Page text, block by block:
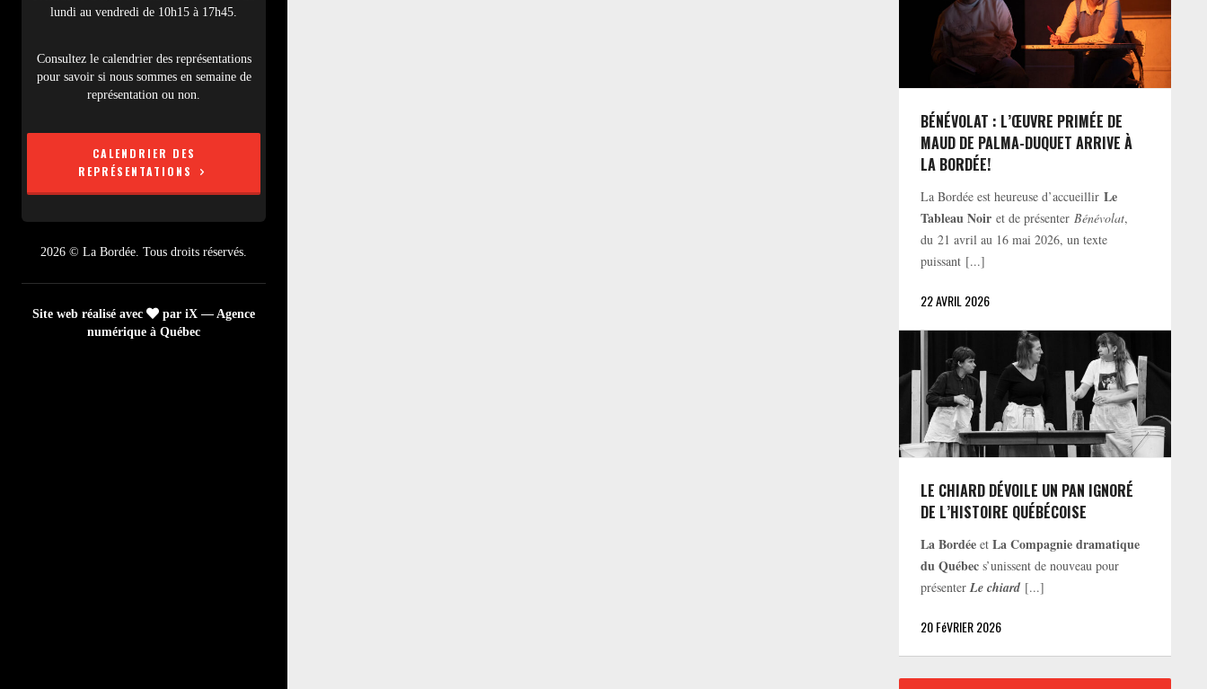
lundi au vendredi de 10h15 à 17h45.
Consultez le calendrier des représentations
pour savoir si nous sommes en semaine de
représentation ou non.
CALENDRIER DES
REPRÉSENTATIONS
2026 © La Bordée. Tous droits réservés.
Site web réalisé avec
par iX — Agence
numérique à Québec
BÉNÉVOLAT : L’ŒUVRE PRIMÉE DE
MAUD DE PALMA-DUQUET ARRIVE À
LA BORDÉE!
La Bordée est heureuse d’accueillirLe
Tableau Noir et de présenterBénévolat,
du 21 avril au 16 mai 2026, un texte
puissant [...]
22 AVRIL 2026
LE CHIARD DÉVOILE UN PAN IGNORÉ
DE L’HISTOIRE QUÉBÉCOISE
La Bordée etLa Compagnie dramatique
du Québec s’unissent de nouveau pour
présenterLe chiard [...]
20 FéVRIER 2026